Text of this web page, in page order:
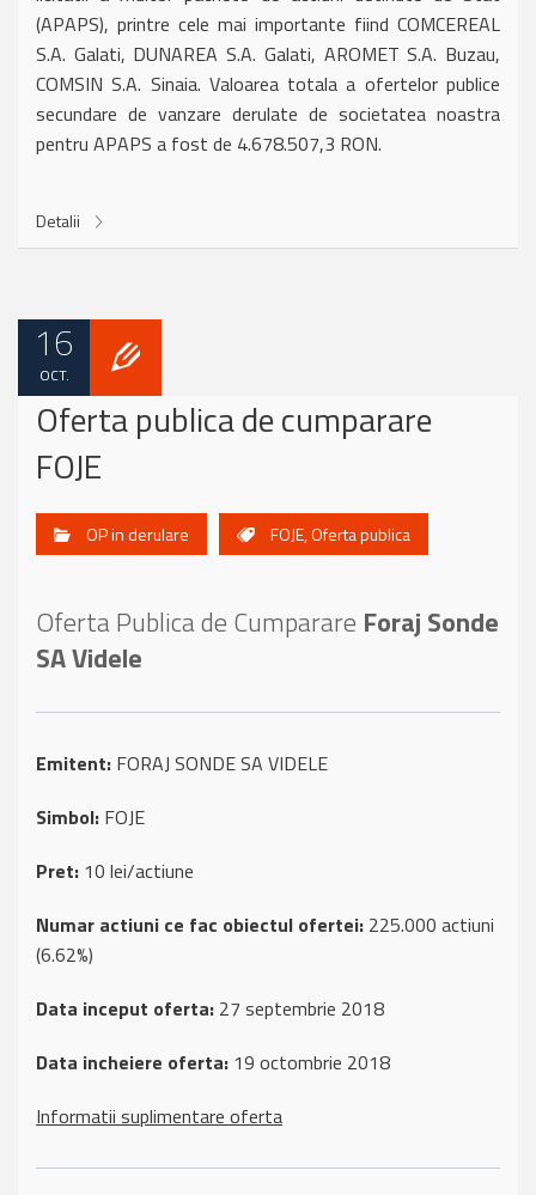
(APAPS), printre cele mai importante fiind COMCEREAL
S.A. Galati, DUNAREA S.A. Galati, AROMET S.A. Buzau,
COMSIN S.A. Sinaia. Valoarea totala a ofertelor publice
secundare de vanzare derulate de societatea noastra
pentru APAPS a fost de 4.678.507,3 RON.
Detalii
16
OCT.
Oferta publica de cumparare
FOJE
OP in derulare FOJE,Oferta publica
Oferta Publica de Cumparare Foraj Sonde
SA Videle
Emitent: FORAJ SONDE SA VIDELE
Simbol: FOJE
Pret: 10 lei/actiune
Numar actiuni ce fac obiectul ofertei: 225.000 actiuni
(6.62%)
Data inceput oferta: 27 septembrie 2018
Data incheiere oferta: 19 octombrie 2018
Informatii suplimentare oferta